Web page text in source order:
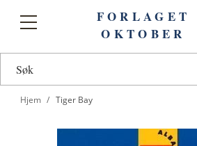
Toggle
FORLAGET
OKTOBER
Hjem Tiger Bay